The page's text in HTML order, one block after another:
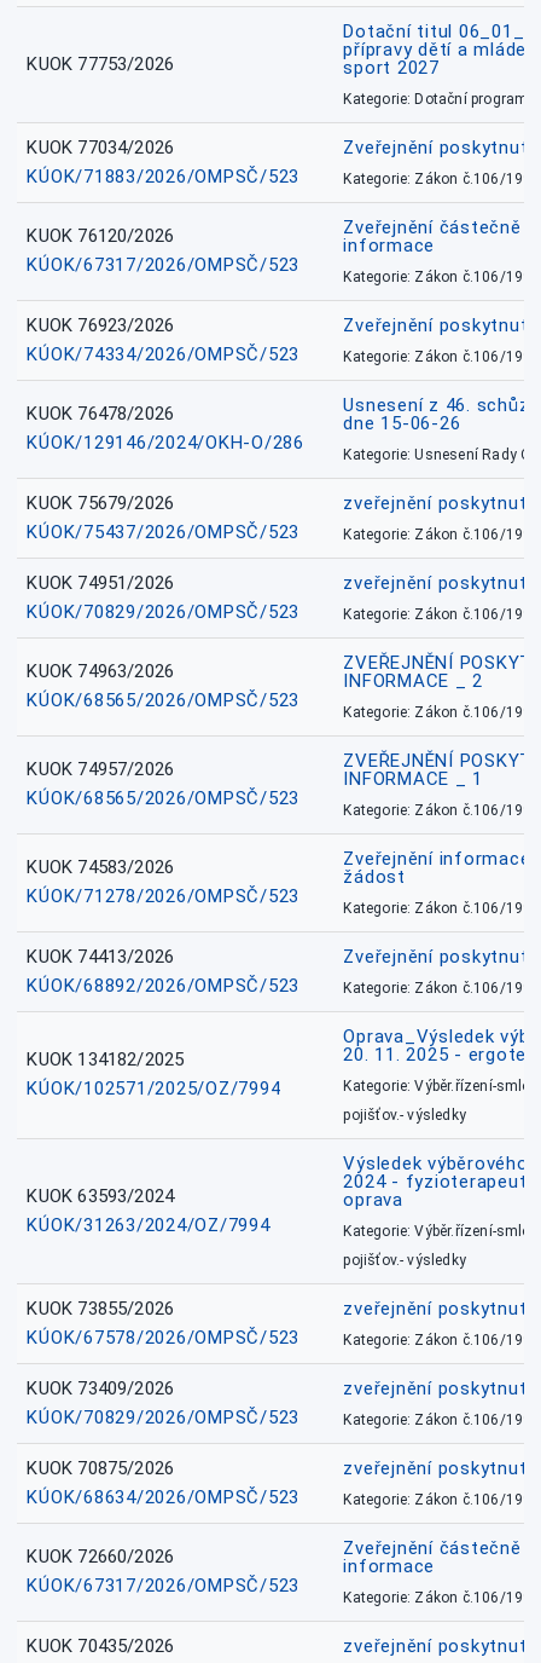
KUOK 77753/2026
Dotační titul
přípravy dětí a
sport 2027
Kategorie: Dotační
KUOK 77034/2026
KÚOK/71883/2026/OMPSČ/523
Zveřejnění
Kategorie: Zákon č.106/1999
KUOK 76120/2026
KÚOK/67317/2026/OMPSČ/523
Zveřejnění částečně
informace
Kategorie: Zákon č.106/1999
KUOK 76923/2026
KÚOK/74334/2026/OMPSČ/523
Zveřejnění
Kategorie: Zákon č.106/1999
KUOK 76478/2026
KÚOK/129146/2024/OKH-O/286
Usnesení z 46.
dne 15-06-26
Kategorie: Usnesení Rady
KUOK 75679/2026
KÚOK/75437/2026/OMPSČ/523
zveřejnění
Kategorie: Zákon č.106/1999
KUOK 74951/2026
KÚOK/70829/2026/OMPSČ/523
zveřejnění
Kategorie: Zákon č.106/1999
KUOK 74963/2026
KÚOK/68565/2026/OMPSČ/523
ZVEŘEJNĚNÍ
INFORMACE _ 2
Kategorie: Zákon č.106/1999
KUOK 74957/2026
KÚOK/68565/2026/OMPSČ/523
ZVEŘEJNĚNÍ
INFORMACE _ 1
Kategorie: Zákon č.106/1999
KUOK 74583/2026
KÚOK/71278/2026/OMPSČ/523
Zveřejnění informace
žádost
Kategorie: Zákon č.106/1999
KUOK 74413/2026
KÚOK/68892/2026/OMPSČ/523
Zveřejnění
Kategorie: Zákon č.106/1999
KUOK 134182/2025
KÚOK/102571/2025/OZ/7994
Oprava_Výsledek
20. 11. 2025 -
Kategorie: Výběr.řízení-
pojišťov.- výsledky
KUOK 63593/2024
KÚOK/31263/2024/OZ/7994
Výsledek výběrového
2024 - fyzioterapeut,
oprava
Kategorie: Výběr.řízení-
pojišťov.- výsledky
KUOK 73855/2026
KÚOK/67578/2026/OMPSČ/523
zveřejnění
Kategorie: Zákon č.106/1999
KUOK 73409/2026
KÚOK/70829/2026/OMPSČ/523
zveřejnění
Kategorie: Zákon č.106/1999
KUOK 70875/2026
KÚOK/68634/2026/OMPSČ/523
zveřejnění
Kategorie: Zákon č.106/1999
KUOK 72660/2026
KÚOK/67317/2026/OMPSČ/523
Zveřejnění částečně
informace
Kategorie: Zákon č.106/1999
KUOK 70435/2026
zveřejnění